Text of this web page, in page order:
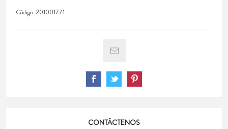
Código:201001771
CONTÁCTENOS